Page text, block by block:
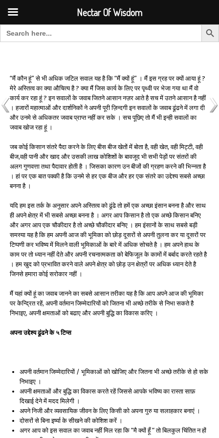
Search for: Search
“मैं कौन हूं” से भी अधिक जटिल सवाल यह है कि “मैं क्यों हूं” । मैं इस ग्रह पर क्यों आया हूं ?
मेरे अस्तित्व का क्या औचित्य है ? क्या मैं जिस कार्य के लिए पर पृथ्वी पर भेजा गया था मैं वो
कार्य कर रहा हूं ? इन सवालों के जवाब जितने आसान नज़र आते है सच में उतने आसान है नहीं
। हजारों महात्माओं और दार्शनिकों ने अपनी पूरी ज़िन्दगी इन सवालों के जवाब ढूंढने में लगा दी
और उनमे से अधिकतर जवाब प्राप्त नहीं कर सके । सच पूछिए तो मैं भी इन्ही सवालों का
जवाब खोज रहा हूं ।
जब कोई किसान संतरे पैदा करने के लिए बीस बीज खेतों में बोता है, वही खेत, वही मिट्टी, वही
बीज,वही पानी और खाद और उसकी लाख कोशिशों के बावजूद भी सभी पेड़ों पर संतरों की
अलग गुणवत्ता तथा पैदावार होती है । जिसका कारण उन बीजों की ग्रहण करने की भिन्नता है
। हां पर एक बात पक्की है कि उनमे से हर एक बीज और हर एक संतरे का उद्देश्य सबसे अच्छा
बनना है ।
यदि हम इस तर्क के अनुसार अपने अस्तित्व को ढूंढे तो हमें एक अच्छा इंसान बनना है और साथ
ही अपने क्षेत्र में भी सबसे अच्छा बनना है । अगर आप किसान है तो एक अच्छे किसान बनिए
और अगर आप एक चौकीदार है तो अच्छे चौकीदार बनिए । हम इंसानों के साथ सबसे बड़ी
समस्या यह है कि हम अपनी आज की भूमिका को छोड़ दूसरों से अपनी तुलना कर या दूसरों पर
टिप्पणी कर भविष्य में मिलने वाली भूमिकाओं के बारे में अधिक सोचते है । हम अपने हाथ के
काम पर तो ध्यान नहीं देते और अपनी रचनात्मकता को बेफिजूल के कामों में बर्बाद करते रहते है
। हम खुद को प्रभावित करने वाले अपने क्षेत्र को छोड़ उन क्षेत्रों पर अधिक ध्यान देते है
जिनसे हमारा कोई सरोकार नहीं ।
मैं यहां क्यों हूं का जवाब जानने का सबसे आसान तरीका यह है कि आप अपने आज की भूमिका
पर केन्द्रित रहें, अपनी वर्तमान जिम्मेदारियों को जितना भी अच्छे तरीके से निभा सकते है
निभाइए, अपनी क्षमताओं को बढाए और अपनी बुद्धि का विकास करिए ।
अपना उद्देश्य ढूंढने के ५ टिप्स
अपनी वर्तमान जिम्मेदारियों / भूमिकाओं को खोजिए और जितना भी अच्छे तरीके से हो सके
निभाइए ।
अपनी क्षमताओं और बुद्धि का विकास करते रहें जिससे आपके भविष्य का रास्ता साफ़
दिखाई देने में मदद मिलेगी ।
अपने निजी और व्यवसायिक जीवन के लिए किसी को अपना गुरु या सलाहकार बनाएं ।
दोसरों से बिना इर्ष्या के सीखने की कोशिश करें ।
अगर आप को इस सवाल का जवाब नहीं मिल रहा कि “मै क्यों हूँ “ तो बिलकुल चिंतित न हों
Nectar Of Wisdom